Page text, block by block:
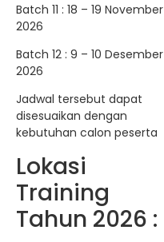
Batch 11 : 18 – 19 November
2026
Batch 12 : 9 – 10 Desember
2026
Jadwal tersebut dapat
disesuaikan dengan
kebutuhan calon peserta
Lokasi
Training
Tahun 2026 :